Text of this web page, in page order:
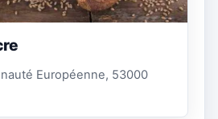
Européenne, 53000